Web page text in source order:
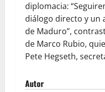
diplomacia:
diálogo directo y un
de Maduro”,
de Marco Rubio,
Pete Hegseth,
Autor